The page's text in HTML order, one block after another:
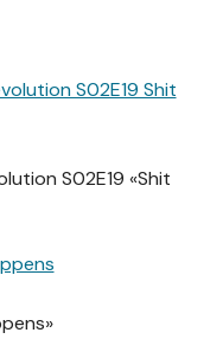
S02E19 «Shit